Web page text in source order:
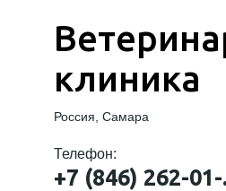
клиника
Россия, Самара
Телефон:
+7 (846) 262-